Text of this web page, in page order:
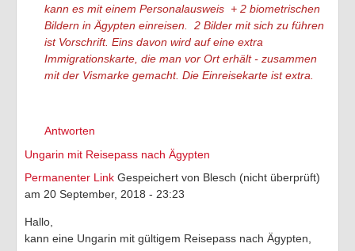
kann es mit einem Personalausweis + 2 biometrischen
Bildern in Ägypten einreisen. 2 Bilder mit sich zu führen
ist Vorschrift. Eins davon wird auf eine extra
Immigrationskarte, die man vor Ort erhält - zusammen
mit der Vismarke gemacht. Die Einreisekarte ist extra.
Antworten
Ungarin mit Reisepass nach Ägypten
Permanenter Link Gespeichert von Blesch (nicht überprüft)
am 20 September, 2018 - 23:23
Hallo,
kann eine Ungarin mit gültigem Reisepass nach Ägypten,